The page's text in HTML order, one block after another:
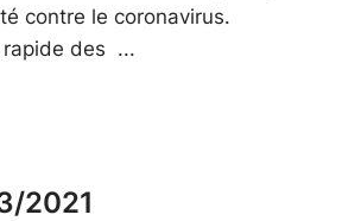
contre le coronavirus.
rapide des
2021